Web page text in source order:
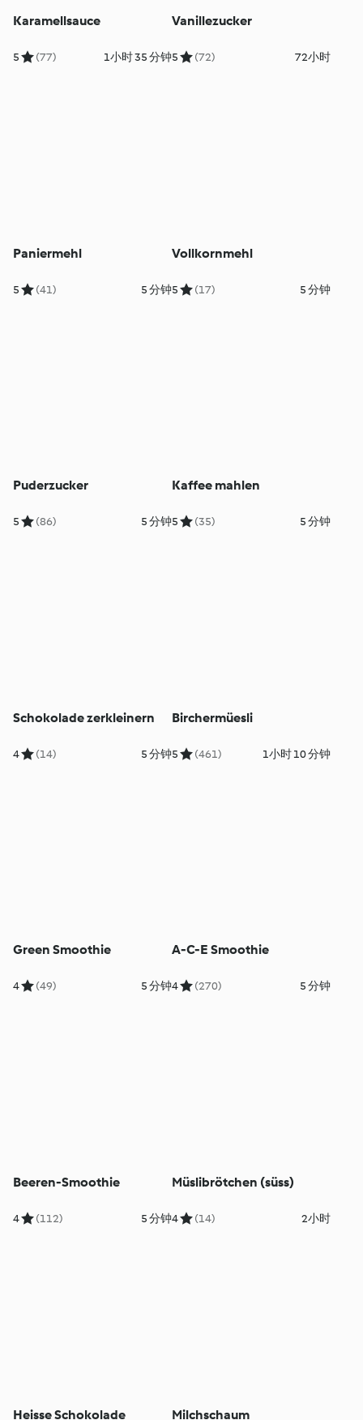
Karamellsauce
5 (77) 1小时 35 分钟
Vanillezucker
5 (72) 72小时
Paniermehl
5 (41) 5 分钟
Vollkornmehl
5 (17) 5 分钟
Puderzucker
5 (86) 5 分钟
Kaffee mahlen
5 (35) 5 分钟
Schokolade zerkleinern
4 (14) 5 分钟
Birchermüesli
5 (461) 1小时 10 分钟
Green Smoothie
4 (49) 5 分钟
A-C-E Smoothie
4 (270) 5 分钟
Beeren-Smoothie
4 (112) 5 分钟
Müslibrötchen (süss)
4 (14) 2小时
Heisse Schokolade Milchschaum